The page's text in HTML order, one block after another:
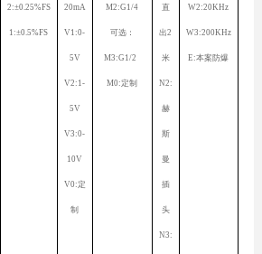
2:±0.25%FS
1:±0.5%FS
20mA
V1:0-
5V
V2:1-
5V
V3:0-
10V
V0:定
制
M2:G1/4
可选：
M3:G1/2
M0:定制
直
出2
米
N2:
赫
斯
曼
插
头
N3:
W2:20KHz
W3:200KHz
E:本案防爆